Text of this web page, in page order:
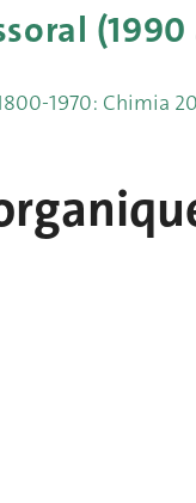
1970: Chimia